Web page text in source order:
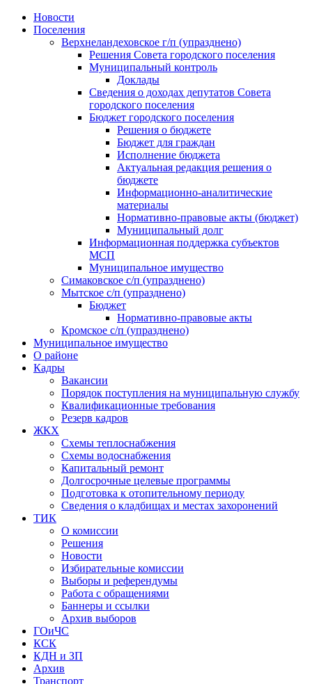
Skip
Новости
Поселения
Верхнеландеховское г/п (упразднено)
Решения Совета городского поселения
Муниципальный контроль
Доклады
Сведения о доходах депутатов Совета
городского поселения
Бюджет городского поселения
Решения о бюджете
Бюджет для граждан
Исполнение бюджета
Актуальная редакция решения о
бюджете
Информационно-аналитические
материалы
Нормативно-правовые акты (бюджет)
Муниципальный долг
Информационная поддержка субъектов
МСП
Муниципальное имущество
Симаковское с/п (упразднено)
Мытское с/п (упразднено)
Бюджет
Нормативно-правовые акты
Кромское с/п (упразднено)
Муниципальное имущество
О районе
Кадры
Вакансии
Порядок поступления на муниципальную службу
Квалификационные требования
Резерв кадров
ЖКХ
Схемы теплоснабжения
Схемы водоснабжения
Капитальный ремонт
Долгосрочные целевые программы
Подготовка к отопительному периоду
Сведения о кладбищах и местах захоронений
ТИК
О комиссии
Решения
Новости
Избирательные комиссии
Выборы и референдумы
Работа с обращениями
Баннеры и ссылки
Архив выборов
ГОиЧС
КСК
КДН и ЗП
Архив
Транспорт